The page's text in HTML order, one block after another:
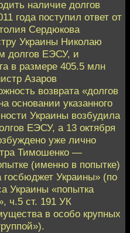
наличие долгов
года поступил ответ от
Сердюкова
Украины Николаю
долгов ЕЭСУ, и
в размере 405.5 млн
Азаров
возврата «долгов
основании указанного
Украины возбудила
ЕЭСУ, а 13 октября
уже лично
Тимошенко —
(именно в попытке)
Украины» (по
Украины «попытка
ч.5 ст. 191 УК
в особо крупных